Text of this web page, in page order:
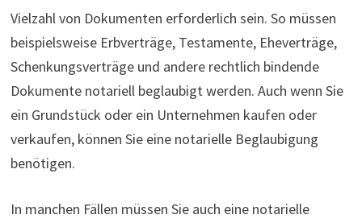
Vielzahl von Dokumenten erforderlich sein. So müssen
beispielsweise Erbverträge, Testamente, Eheverträge,
Schenkungsverträge und andere rechtlich bindende
Dokumente notariell beglaubigt werden. Auch wenn Sie
ein Grundstück oder ein Unternehmen kaufen oder
verkaufen, können Sie eine notarielle Beglaubigung
benötigen.
In manchen Fällen müssen Sie auch eine notarielle